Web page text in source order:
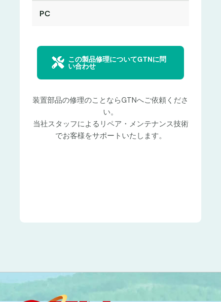
PC
この製品修理についてGTNに問
い合わせ
装置部品の修理のことならGTNへご依頼くださ
い。
当社スタッフによるリペア・メンテナンス技術
でお客様をサポートいたします。